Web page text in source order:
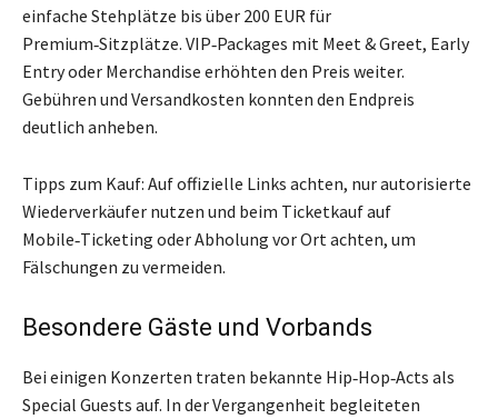
einfache Stehplätze bis über 200 EUR für
Premium‑Sitzplätze. VIP‑Packages mit Meet & Greet, Early
Entry oder Merchandise erhöhten den Preis weiter.
Gebühren und Versandkosten konnten den Endpreis
deutlich anheben.
Tipps zum Kauf: Auf offizielle Links achten, nur autorisierte
Wiederverkäufer nutzen und beim Ticketkauf auf
Mobile‑Ticketing oder Abholung vor Ort achten, um
Fälschungen zu vermeiden.
Besondere Gäste und Vorbands
Bei einigen Konzerten traten bekannte Hip‑Hop‑Acts als
Special Guests auf. In der Vergangenheit begleiteten